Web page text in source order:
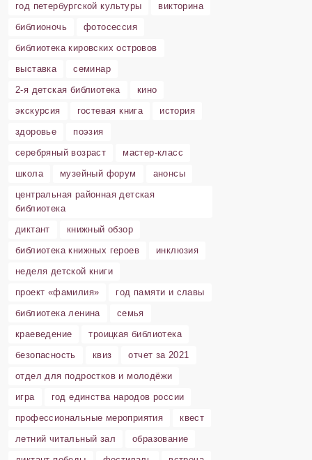
год петербургской культуры
викторина
библионочь
фотосессия
библиотека кировских островов
выставка
семинар
2-я детская библиотека
кино
экскурсия
гостевая книга
история
здоровье
поэзия
серебряный возраст
мастер-класс
школа
музейный форум
анонсы
центральная районная детская
библиотека
диктант
книжный обзор
библиотека книжных героев
инклюзия
неделя детской книги
проект «фамилия»
год памяти и славы
библиотека ленина
семья
краеведение
троицкая библиотека
безопасность
квиз
отчет за 2021
отдел для подростков и молодёжи
игра
год единства народов россии
профессиональные мероприятия
квест
летний читальный зал
образование